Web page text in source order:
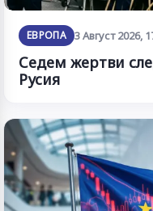
ЕВРОПА 3 Август 2026,
Седем жертви
Русия